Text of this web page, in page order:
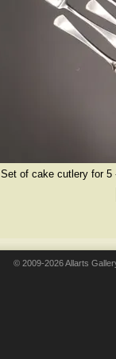
Set of cake cutlery for 5
© 2009-2026 Allarts